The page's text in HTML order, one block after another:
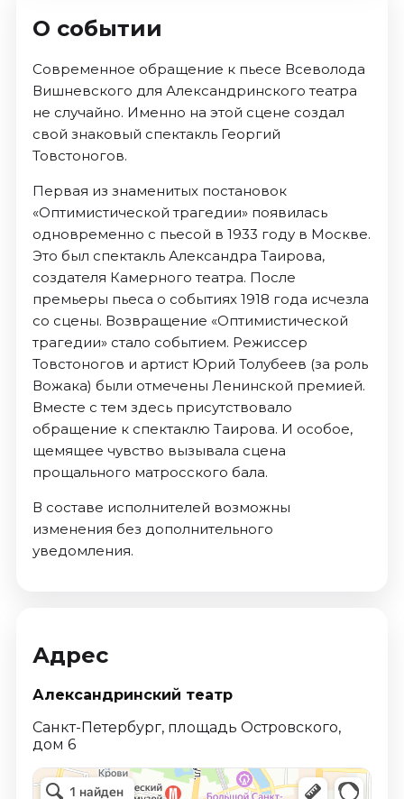
О событии
Современное обращение к пьесе Всеволода
Вишневского для Александринского театра
не случайно. Именно на этой сцене создал
свой знаковый спектакль Георгий
Товстоногов.
Первая из знаменитых постановок
«Оптимистической трагедии» появилась
одновременно с пьесой в 1933 году в Москве.
Это был спектакль Александра Таирова,
создателя Камерного театра. После
премьеры пьеса о событиях 1918 года исчезла
со сцены. Возвращение «Оптимистической
трагедии» стало событием. Режиссер
Товстоногов и артист Юрий Толубеев (за роль
Вожака) были отмечены Ленинской премией.
Вместе с тем здесь присутствовало
обращение к спектаклю Таирова. И особое,
щемящее чувство вызывала сцена
прощального матросского бала.
В составе исполнителей возможны
изменения без дополнительного
уведомления.
Адрес
Александринский театр
Санкт-Петербург, площадь Островского,
дом 6